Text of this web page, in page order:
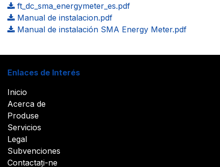
ft_dc_sma_energymeter_es.pdf
Manual de instalacion.pdf
Manual de instalación SMA Energy Meter.pdf
Enlaces de Interés
Inicio
Acerca de
Produse
Servicios
Legal
Subvenciones
Contactați-ne